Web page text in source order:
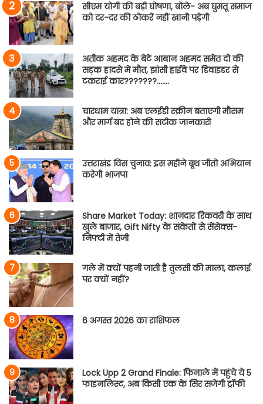
सीएम योगी की बड़ी घोषणा, बोले- अब घुमंतू समाज
को दर-दर की ठोकरें नहीं खानी पड़ेंगी
अतीक अहमद के बेटे आबान अहमद समेत दो की
सड़क हादसे में मौत, झांसी हाईवे पर डिवाइडर से
टकराई कार???????…….
चारधाम यात्रा: अब एलईडी स्क्रीन बताएगी मौसम
और मार्ग बंद होने की सटीक जानकारी
उत्तराखंड विस चुनाव: इस महीने बूथ जीतो अभियान
करेगी भाजपा
Share Market Today: शानदार रिकवरी के साथ
खुले बाजार, Gift Nifty के संकेतों से सेंसेक्स-
निफ्टी में तेजी
गले में क्यों पहनी जाती है तुलसी की माला, कलाई
पर क्यों नहीं?
6 अगस्त 2026 का राशिफल
Lock Upp 2 Grand Finale: फिनाले में पहुंचे ये 5
फाइनलिस्ट, अब किसी एक के सिर सजेगी ट्रॉफी